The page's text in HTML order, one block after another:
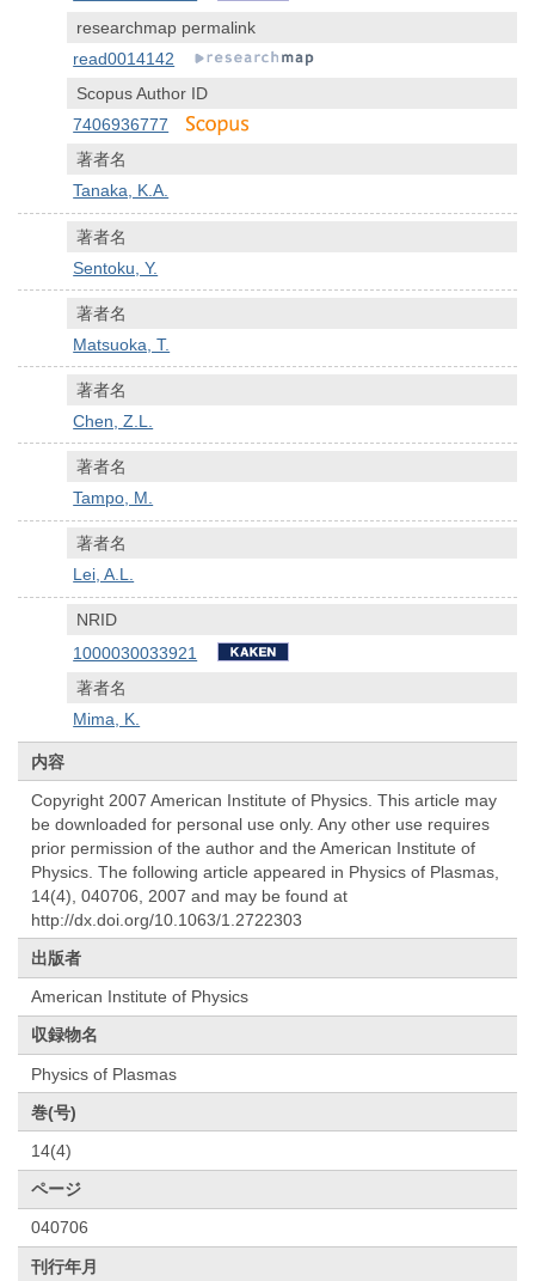
researchmap permalink
read0014142
Scopus Author ID
7406936777
著者名
Tanaka, K.A.
著者名
Sentoku, Y.
著者名
Matsuoka, T.
著者名
Chen, Z.L.
著者名
Tampo, M.
著者名
Lei, A.L.
NRID
1000030033921
著者名
Mima, K.
内容
Copyright 2007 American Institute of Physics. This article may
be downloaded for personal use only. Any other use requires
prior permission of the author and the American Institute of
Physics. The following article appeared in Physics of Plasmas,
14(4), 040706, 2007 and may be found at
http://dx.doi.org/10.1063/1.2722303
出版者
American Institute of Physics
収録物名
Physics of Plasmas
巻(号)
14(4)
ページ
040706
刊行年月